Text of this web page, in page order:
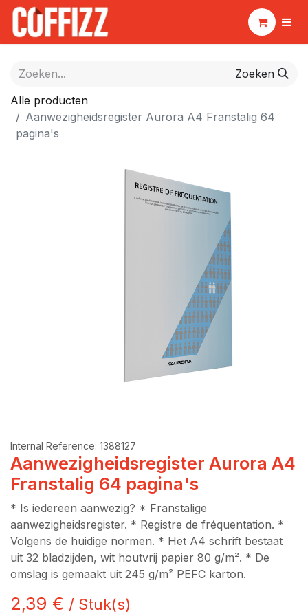
Zoeken
Alle producten
Aanwezigheidsregister Aurora A4 Franstalig 64
pagina's
Internal Reference: 1388127
Aanwezigheidsregister Aurora A4
Franstalig 64 pagina's
* Is iedereen aanwezig? * Franstalige
aanwezigheidsregister. * Registre de fréquentation. *
Volgens de huidige normen. * Het A4 schrift bestaat
uit 32 bladzijden, wit houtvrij papier 80 g/m². * De
omslag is gemaakt uit 245 g/m² PEFC karton.
2,39 € / Stuk(s)